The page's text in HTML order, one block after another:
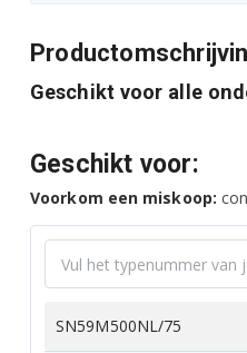
Geschikt voor alle
Geschikt voor:
Voorkom een miskoop:
SN59M500NL/75